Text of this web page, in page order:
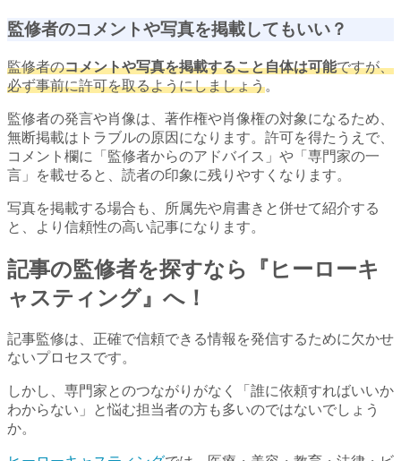
監修者のコメントや写真を掲載してもいい？
監修者のコメントや写真を掲載すること自体は可能ですが、
必ず事前に許可を取るようにしましょう。
監修者の発言や肖像は、著作権や肖像権の対象になるため、
無断掲載はトラブルの原因になります。許可を得たうえで、
コメント欄に「監修者からのアドバイス」や「専門家の一
言」を載せると、読者の印象に残りやすくなります。
写真を掲載する場合も、所属先や肩書きと併せて紹介する
と、より信頼性の高い記事になります。
記事の監修者を探すなら『ヒーローキ
ャスティング』へ！
記事監修は、正確で信頼できる情報を発信するために欠かせ
ないプロセスです。
しかし、専門家とのつながりがなく「誰に依頼すればいいか
わからない」と悩む担当者の方も多いのではないでしょう
か。